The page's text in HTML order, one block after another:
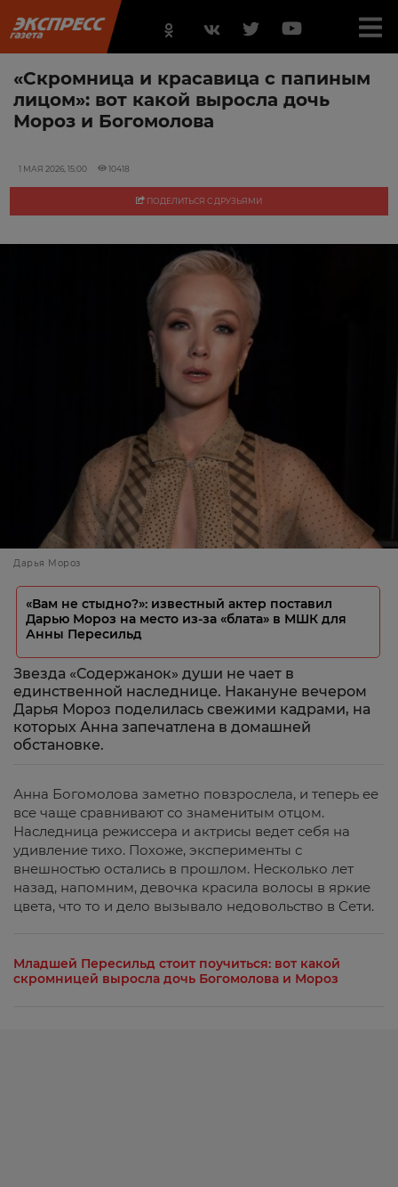
«Скромница и красавица с папиным
лицом»: вот какой выросла дочь
Мороз и Богомолова
1 МАЯ 2026, 15:00 10418
ПОДЕЛИТЬСЯ С ДРУЗЬЯМИ
Дарья Мороз
«Вам не стыдно?»: известный актер поставил
Дарью Мороз на место из-за «блата» в МШК для
Анны Пересильд
Звезда «Содержанок» души не чает в
единственной наследнице. Накануне вечером
Дарья Мороз поделилась свежими кадрами, на
которых Анна запечатлена в домашней
обстановке.
Анна Богомолова заметно повзрослела, и теперь ее
все чаще сравнивают со знаменитым отцом.
Наследница режиссера и актрисы ведет себя на
удивление тихо. Похоже, эксперименты с
внешностью остались в прошлом. Несколько лет
назад, напомним, девочка красила волосы в яркие
цвета, что то и дело вызывало недовольство в Сети.
Младшей Пересильд стоит поучиться: вот какой
скромницей выросла дочь Богомолова и Мороз